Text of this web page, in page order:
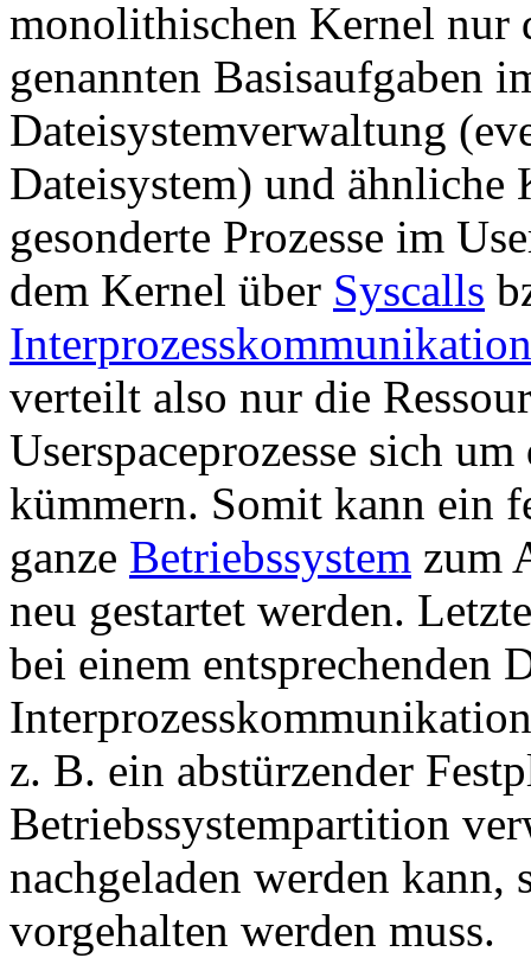
monolithischen Kernel nur
genannten Basisaufgaben
Dateisystemverwaltung
Dateisystem) und ähnliche
gesonderte Prozesse im
dem Kernel über Syscalls
Interprozesskommunikation
verteilt also nur die
Userspaceprozesse sich
kümmern. Somit kann ein
ganze Betriebssystem zum
neu gestartet werden.
bei einem entsprechenden
z. B. ein abstürzender
Betriebssystempartition
nachgeladen werden kann,
vorgehalten werden muss.